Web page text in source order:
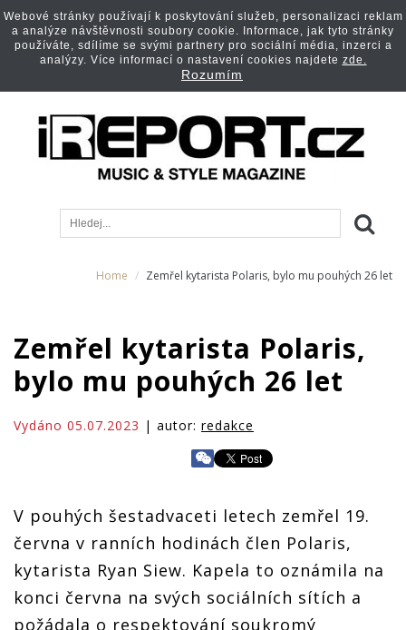
Home Zemřel kytarista Polaris, bylo mu pouhých 26 let
Zemřel kytarista Polaris,
bylo mu pouhých 26 let
Vydáno 05.07.2023 | autor: redakce
V pouhých šestadvaceti letech zemřel 19.
června v ranních hodinách člen Polaris,
kytarista Ryan Siew. Kapela to oznámila na
konci června na svých sociálních sítích a
požádala o respektování soukromý
Webové stránky používají k poskytování služeb, personalizaci reklam
a analýze návštěvnosti soubory cookie. Informace, jak tyto stránky
používáte, sdílíme se svými partnery pro sociální média, inzerci a
analýzy. Více informací o nastavení cookies najdete zde.
Rozumím